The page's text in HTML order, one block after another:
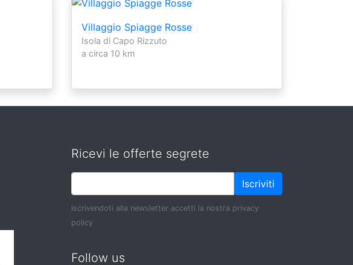
Villaggio Spiagge Rosse
Isola di Capo Rizzuto
a circa 10 km
Ricevi le offerte segrete
Iscriviti
Iscrivendoti alla newsletter accetti la nostra privacy
policy
Follow us